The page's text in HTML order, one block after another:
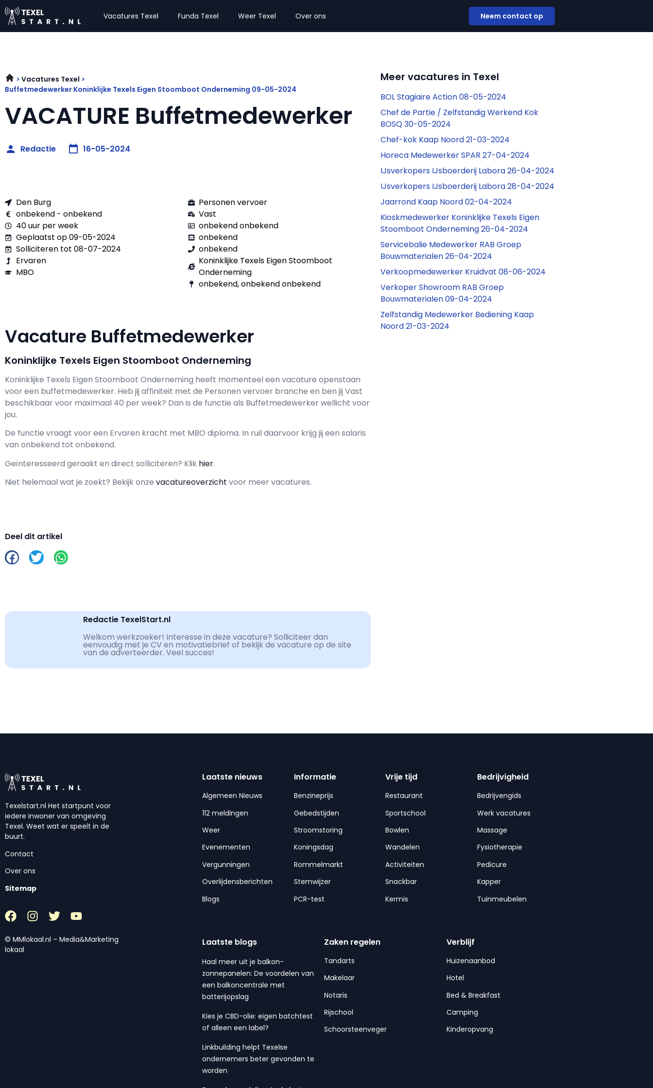
Vacatures Texel Funda Texel Weer Texel Over ons Neem contact op
Vacatures Texel
Buffetmedewerker Koninklijke Texels Eigen Stoomboot Onderneming 09-05-2024
VACATURE Buffetmedewerker
Redactie 16-05-2024
Den Burg
onbekend - onbekend
40 uur per week
Geplaatst op 09-05-2024
Solliciteren tot 08-07-2024
Ervaren
MBO
Personen vervoer
Vast
onbekend onbekend
onbekend
onbekend
Koninklijke Texels Eigen Stoomboot
Onderneming
onbekend, onbekend onbekend
Vacature Buffetmedewerker
Koninklijke Texels Eigen Stoomboot Onderneming
Koninklijke Texels Eigen Stoomboot Onderneming heeft momenteel een vacature openstaan
voor een buffetmedewerker. Heb jij affiniteit met de Personen vervoer branche en ben jij Vast
beschikbaar voor maximaal 40 per week? Dan is de functie als Buffetmedewerker wellicht voor
jou.
De functie vraagt voor een Ervaren kracht met MBO diploma. In ruil daarvoor krijg jij een salaris
van onbekend tot onbekend.
Geïnteresseerd geraakt en direct solliciteren? Klik hier.
Niet helemaal wat je zoekt? Bekijk onze vacatureoverzicht voor meer vacatures.
Deel dit artikel
Redactie TexelStart.nl
Welkom werkzoeker! Interesse in deze vacature? Solliciteer dan
eenvoudig met je CV en motivatiebrief of bekijk de vacature op de site
van de adverteerder. Veel succes!
Meer vacatures in Texel
BOL Stagiaire Action 08-05-2024
Chef de Partie / Zelfstandig Werkend Kok
BOSQ 30-05-2024
Chef-kok Kaap Noord 21-03-2024
Horeca Medewerker SPAR 27-04-2024
IJsverkopers IJsboerderij Labora 26-04-2024
IJsverkopers IJsboerderij Labora 28-04-2024
Jaarrond Kaap Noord 02-04-2024
Kioskmedewerker Koninklijke Texels Eigen
Stoomboot Onderneming 26-04-2024
Servicebalie Medewerker RAB Groep
Bouwmaterialen 26-04-2024
Verkoopmedewerker Kruidvat 08-06-2024
Verkoper Showroom RAB Groep
Bouwmaterialen 09-04-2024
Zelfstandig Medewerker Bediening Kaap
Noord 21-03-2024
Texelstart.nl Het startpunt voor
iedere inwoner van omgeving
Texel. Weet wat er speelt in de
buurt.
Contact
Over ons
Sitemap
© MMlokaal.nl – Media&Marketing
lokaal
Laatste nieuws
Algemeen Nieuws
112 meldingen
Weer
Evenementen
Vergunningen
Overlijdensberichten
Blogs
Informatie
Benzineprijs
Gebedstijden
Stroomstoring
Koningsdag
Rommelmarkt
Stemwijzer
PCR-test
Vrije tijd
Restaurant
Sportschool
Bowlen
Wandelen
Activiteiten
Snackbar
Kermis
Bedrijvigheid
Bedrijvengids
Werk vacatures
Massage
Fysiotherapie
Pedicure
Kapper
Tuinmeubelen
Laatste blogs
Haal meer uit je balkon-
zonnepanelen: De voordelen van
een balkoncentrale met
batterijopslag
Kies je CBD-olie: eigen batchtest
of alleen een label?
Linkbuilding helpt Texelse
ondernemers beter gevonden te
worden
Zaken regelen
Tandarts
Makelaar
Notaris
Rijschool
Schoorsteenveger
Verblijf
Huizenaanbod
Hotel
Bed & Breakfast
Camping
Kinderopvang